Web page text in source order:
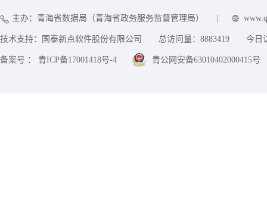
主办：青海省数据局（青海省政务服务监督管理局）
技术支持：国泰新点软件股份有限公司 总访问量： 8883419 今日
备案号 ： 青ICP备17001418号-4 青公网安备63010402000415号